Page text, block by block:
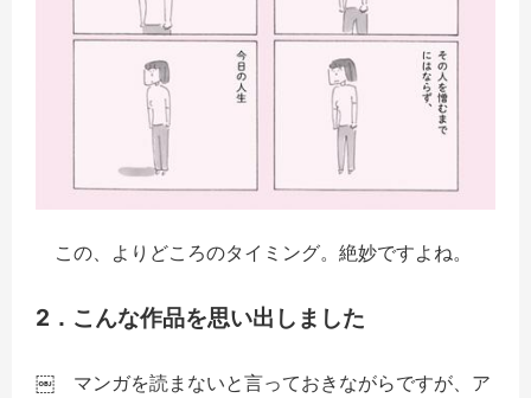
この、よりどころのタイミング。絶妙ですよね。
2．こんな作品を思い出しました
￼ マンガを読まないと言っておきながらですが、ア